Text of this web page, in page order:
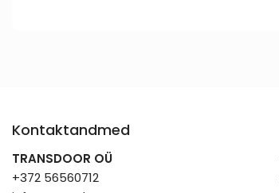
Kontaktandmed
TRANSDOOR OÜ
+372 56560712